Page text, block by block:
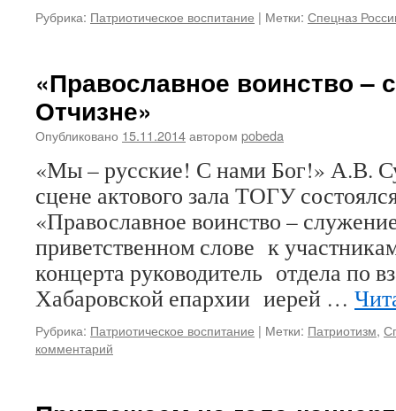
Рубрика: Патриотическое воспитание | Метки: Спецназ
«Православное воинство –
Отчизне»
Опубликовано 15.11.2014автором pobeda
«Мы – русские! С нами Бог!» А.В.
сцене актового зала ТОГУ
«Православное воинство –
приветственном слове к
концерта руководитель отдела по
Хабаровской епархии иерей …
Рубрика: Патриотическое воспитание | Метки: Патриотизм,
комментарий